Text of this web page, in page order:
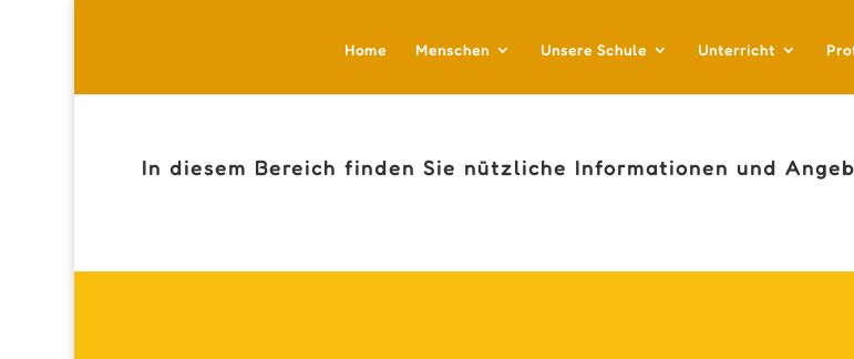
Home Menschen Unsere Schule Unterricht
In diesem Bereich finden Sie nützliche Informationen und